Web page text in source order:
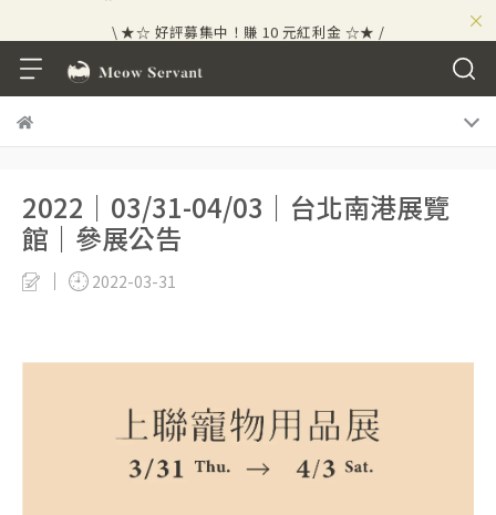
×
\ ★☆ 好評募集中！賺 10 元紅利金 ☆★ /
2022｜03/31-04/03｜台北南港展覽
館｜參展公告
2022-03-31